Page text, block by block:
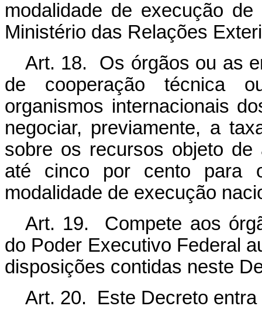
modalidade de execução
Ministério das Relações
Art. 18. Os órgãos ou as
de cooperação técnica
organismos internacionais
negociar, previamente, a
sobre os recursos objeto de
até cinco por cento para
modalidade de execução
Art. 19. Compete aos
do Poder Executivo Federal
disposições contidas neste
Art. 20. Este Decreto